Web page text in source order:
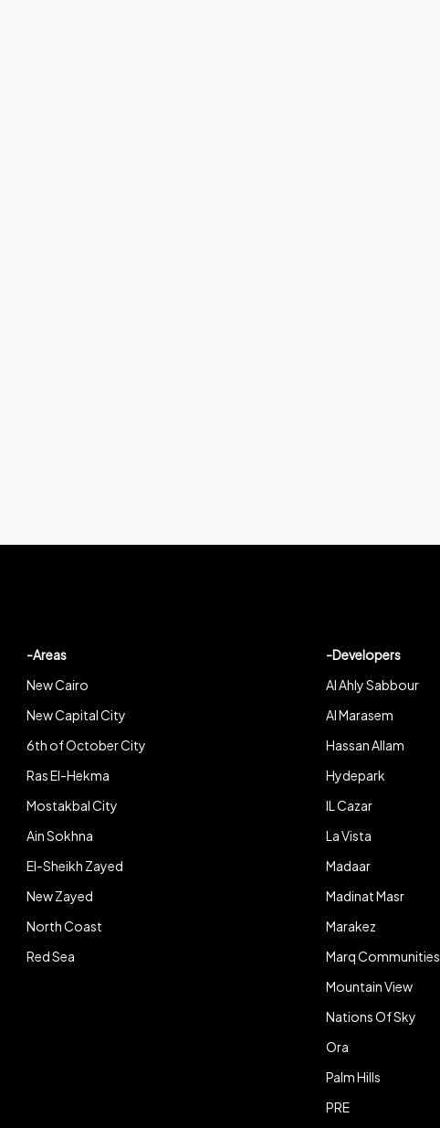
-Areas
New Cairo
New Capital City
6th of October City
Ras El-Hekma
Mostakbal City
Ain Sokhna
El-Sheikh Zayed
New Zayed
North Coast
Red Sea
-Developers
Al Ahly Sabbour
Al Marasem
Hassan Allam
Hydepark
IL Cazar
La Vista
Madaar
Madinat Masr
Marakez
Marq Communities
Mountain View
Nations Of Sky
Ora
Palm Hills
PRE